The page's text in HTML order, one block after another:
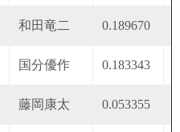
和田竜二 0.189670
国分優作 0.183343
藤岡康太 0.053355